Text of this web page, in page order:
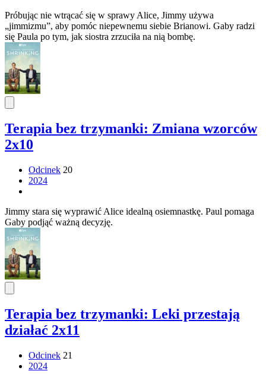
Próbując nie wtrącać się w sprawy Alice, Jimmy używa
„jimmizmu”, aby pomóc niepewnemu siebie Brianowi. Gaby radzi
się Paula po tym, jak siostra zrzuciła na nią bombę.
Terapia bez trzymanki: Zmiana wzorców
2x10
Odcinek 20
2024
Jimmy stara się wyprawić Alice idealną osiemnastkę. Paul pomaga
Gaby podjąć ważną decyzję.
Terapia bez trzymanki: Leki przestają
działać 2x11
Odcinek 21
2024